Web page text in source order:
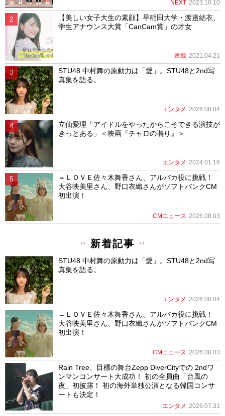
NEXT 2023.10.10
【美しい女子大生の素顔】早稲田大学・渡邉結衣、
学生アナウンス大賞「CanCam賞」の才女
連載 2021.04.21
STU48 中村舞の原動力は「愛」。STU48と2nd写
真集を語る。
エンタメ 2026.08.04
立仙愛理「アイドルをやったからこそできる演技が
きっとある」＜映画『チャロの囀り』＞
エンタメ 2024.01.16
＝ＬＯＶＥ佐々木舞香さん、アルパカ役に挑戦！
大谷映美里さん、野口衣織さんがソフトバンクCM
初出演！
CMニュース 2026.08.03
新着記事
STU48 中村舞の原動力は「愛」。STU48と2nd写
真集を語る。
エンタメ 2026.08.04
＝ＬＯＶＥ佐々木舞香さん、アルパカ役に挑戦！
大谷映美里さん、野口衣織さんがソフトバンクCM
初出演！
CMニュース 2026.08.03
Rain Tree、目標の舞台Zepp DiverCityでの 2ndワ
ンマンコンサート大成功！ 初の全員曲「台風の
夜」初披露！ 初の海外単独公演となる韓国コンサ
ートも決定！
エンタメ 2026.07.31